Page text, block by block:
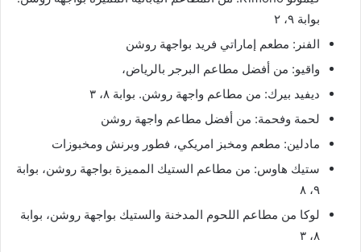
بوابة ٩، ٢
الفنر: مطعم إماراتي فريد بواجهة روشن
واقيو: من أفضل مطاعم البرجر بالرياض،
ديفيد بيرك: من مطاعم واجهة روشن. بوابة ٨، ٣
لحمة وفحمة: من أفضل مطاعم واجهة روشن
مادلين: مطعم ومخبز امريكي، فطور وبرنش ومخبوزات
ستيك هاوس: من مطاعم الستيك المميزة بواجهة روشن، بوابة
٩، ٨
لوكا من مطاعم اللحوم المدخنة والستيك بواجهة روشن، بوابة
٨، ٣